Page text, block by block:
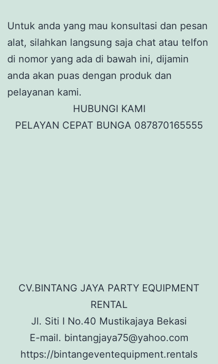
Untuk anda yang mau konsultasi dan pesan
alat, silahkan langsung saja chat atau telfon
di nomor yang ada di bawah ini, dijamin
anda akan puas dengan produk dan
pelayanan kami.
HUBUNGI KAMI
PELAYAN CEPAT BUNGA 087870165555
CV.BINTANG JAYA PARTY EQUIPMENT
RENTAL
Jl. Siti I No.40 Mustikajaya Bekasi
E-mail. bintangjaya75@yahoo.com
https://bintangeventequipment.rentals